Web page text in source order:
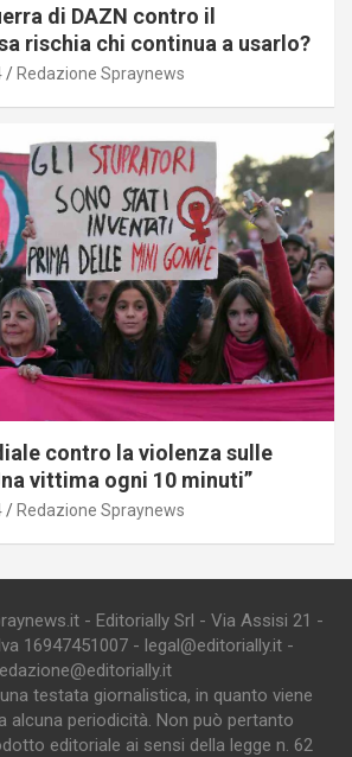
di DAZN contro il
rischia chi continua a usarlo?
Redazione Spraynews
contro la violenza sulle
vittima ogni 10 minuti”
Redazione Spraynews
- Editorially Srl - Via Assisi 21 -
16947451007 - legal@editorially.it -
testata giornalistica, in quanto viene
alcuna periodicità. Non può pertanto
editoriale ai sensi della legge n. 62